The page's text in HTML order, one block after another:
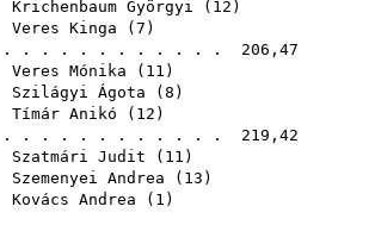
Krichenbaum Györgyi ( 12 )
Veres Kinga ( 7 )
. . . . . . . . . . . . 206,47
Veres Mónika ( 11 )
Szilágyi Ágota ( 8 )
Tímár Anikó ( 12 )
. . . . . . . . . . . . 219,42
Szatmári Judit ( 11 )
Szemenyei Andrea ( 13 )
Kovács Andrea ( 1 )